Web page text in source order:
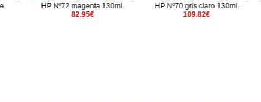
HP Nº72 magenta 130ml.
82.95€
HP Nº70 gris claro 130ml.
109.82€